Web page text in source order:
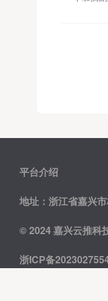
平台介绍
地址：浙江省嘉兴
© 2024 嘉兴云推科
浙ICP备